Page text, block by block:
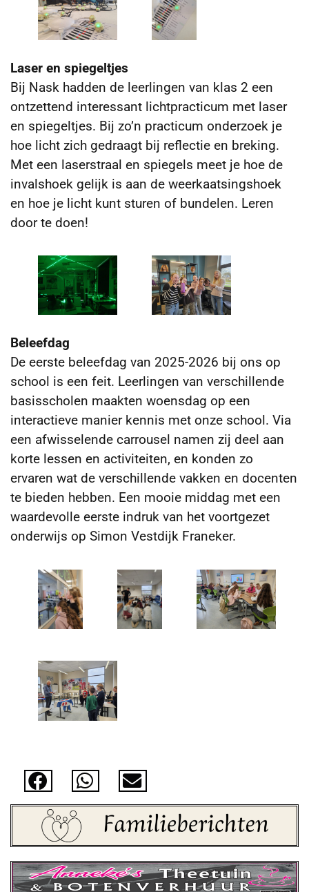
Laser en spiegeltjes
Bij Nask hadden de leerlingen van klas 2 een
ontzettend interessant lichtpracticum met laser
en spiegeltjes. Bij zo’n practicum onderzoek je
hoe licht zich gedraagt bij reflectie en breking.
Met een laserstraal en spiegels meet je hoe de
invalshoek gelijk is aan de weerkaatsingshoek
en hoe je licht kunt sturen of bundelen. Leren
door te doen!
Beleefdag
De eerste beleefdag van 2025-2026 bij ons op
school is een feit. Leerlingen van verschillende
basisscholen maakten woensdag op een
interactieve manier kennis met onze school. Via
een afwisselende carrousel namen zij deel aan
korte lessen en activiteiten, en konden zo
ervaren wat de verschillende vakken en docenten
te bieden hebben. Een mooie middag met een
waardevolle eerste indruk van het voortgezet
onderwijs op Simon Vestdijk Franeker.